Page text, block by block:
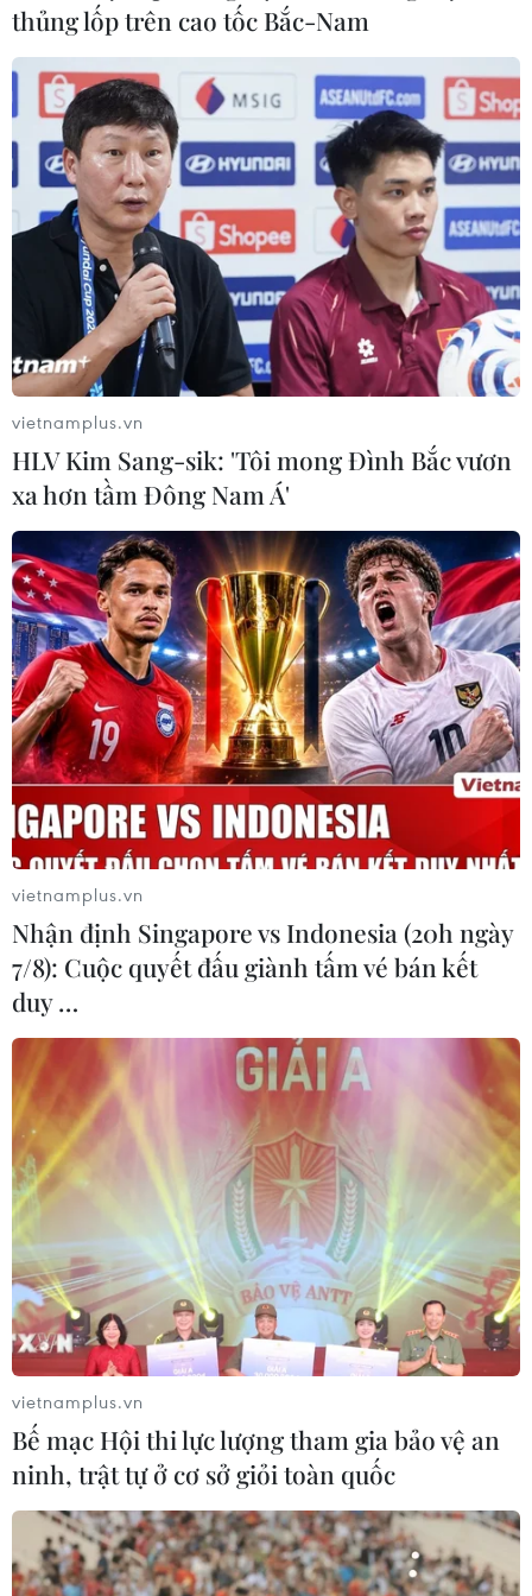
#'Ndrangheta #Băng đảng mafia
#Bố già
#Giết người
#Buôn bán ma túy
#Cosa Nostra
Italy
Theo dõi VietnamPlus
TIN LIÊN QUAN
Đức bắt giữ hàng chục đối tượng dính líu
tới tổ chức mafia Ndrangheta
03/05/2023 08:10
Theo một tuyên bố chung của các công tố viên và cảnh
sát, trong số những đối tượng bị bắt có 4 người tại bang
Bavaria, 15 người tại bang North Rhine-Westphalia và 10
người tại bang Rhineland Palatinat
thủng lốp trên cao tốc Bắc-Nam
vietnamplus.vn
HLV Kim Sang-sik: 'Tôi mong Đình Bắc vươn
xa hơn tầm Đông Nam Á'
vietnamplus.vn
Nhận định Singapore vs Indonesia (20h ngày
7/8): Cuộc quyết đấu giành tấm vé bán kết
duy …
vietnamplus.vn
Bế mạc Hội thi lực lượng tham gia bảo vệ an
ninh, trật tự ở cơ sở giỏi toàn quốc